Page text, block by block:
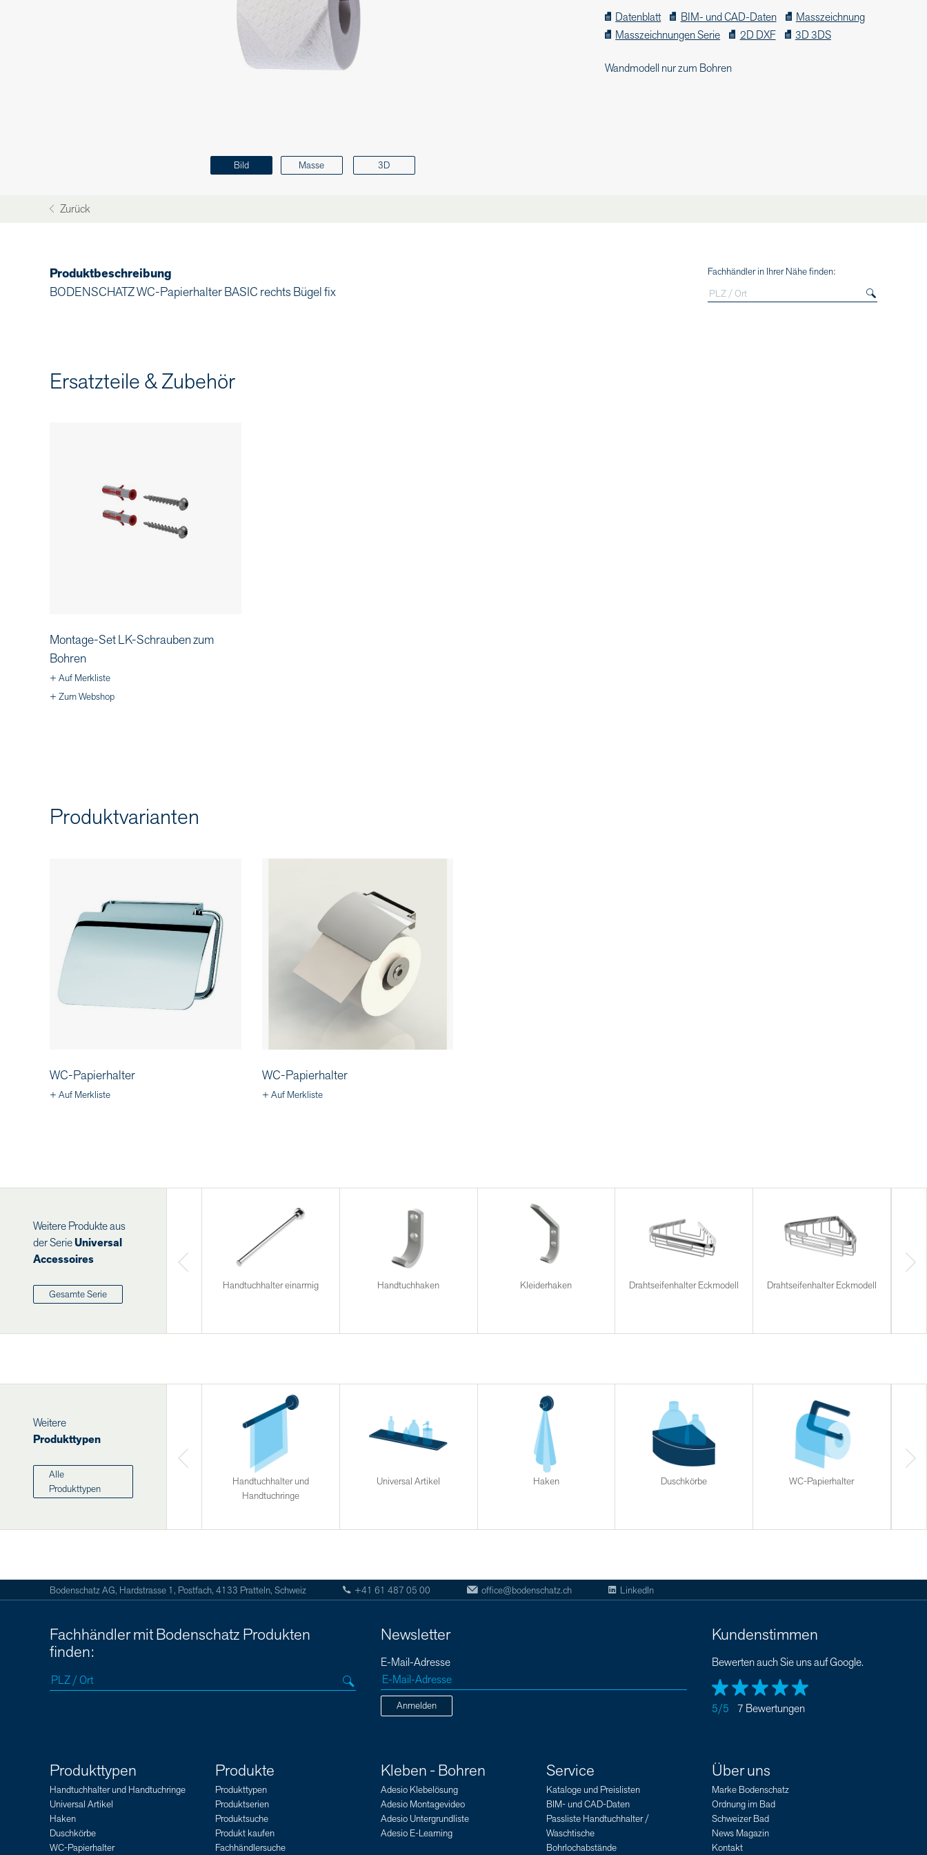
Bild Masse 3D
Datenblatt BIM- und CAD-Daten
Masszeichnung
Masszeichnungen Serie
2D DXF 3D 3DS
Wandmodell nur zum Bohren
Zurück
Produktbeschreibung
BODENSCHATZ WC-Papierhalter BASIC rechts Bügel fix
Fachhändler in Ihrer Nähe finden:
Ersatzteile & Zubehör
Montage-Set LK-Schrauben zum
Bohren
+ Auf Merkliste
+ Zum Webshop
Produktvarianten
WC-Papierhalter
+ Auf Merkliste
WC-Papierhalter
+ Auf Merkliste
Weitere Produkte aus
der SerieUniversal
Accessoires
Gesamte Serie
Handtuchhalter einarmig Handtuchhaken Kleiderhaken Drahtseifenhalter Eckmodell Drahtseifenhalter Eckmodell
Weitere
Produkttypen
Alle
Produkttypen
Handtuchhalter und
Handtuchringe
Universal Artikel Haken Duschkörbe WC-Papierhalter
Bodenschatz AG, Hardstrasse 1, Postfach, 4133 Pratteln, Schweiz +41 61 487 05 00 office@bodenschatz.ch LinkedIn
Fachhändler mit Bodenschatz Produkten
finden:
Newsletter
E-Mail-Adresse
Anmelden
Kundenstimmen
Bewerten auch Sie uns auf Google.
5/5 7 Bewertungen
Produkttypen
Handtuchhalter und Handtuchringe
Universal Artikel
Haken
Duschkörbe
WC-Papierhalter
Produkte
Produkttypen
Produktserien
Produktsuche
Produkt kaufen
Fachhändlersuche
Kleben - Bohren
Adesio Klebelösung
Adesio Montagevideo
Adesio Untergrundliste
Adesio E-Learning
Service
Kataloge und Preislisten
BIM- und CAD-Daten
Passliste Handtuchhalter /
Waschtische
Bohrlochabstände
Über uns
Marke Bodenschatz
Ordnung im Bad
Schweizer Bad
News Magazin
Kontakt